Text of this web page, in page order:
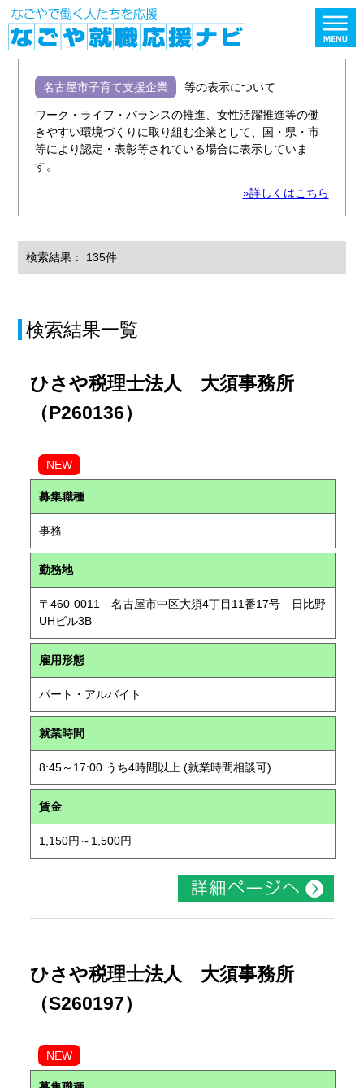
名古屋市子育て支援企業 等の表示について
ワーク・ライフ・バランスの推進、女性活躍推進等の働
きやすい環境づくりに取り組む企業として、国・県・市
等により認定・表彰等されている場合に表示していま
す。
»詳しくはこちら
検索結果： 135件
検索結果一覧
ひさや税理士法人 大須事務所
（P260136）
NEW
募集職種
事務
勤務地
〒460-0011 名古屋市中区大須4丁目11番17号 日比野
UHビル3B
雇用形態
パート・アルバイト
就業時間
8:45～17:00 うち4時間以上 (就業時間相談可)
賃金
1,150円～1,500円
ひさや税理士法人 大須事務所
（S260197）
NEW